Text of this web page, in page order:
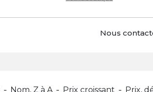
Nous
Nom, Z à A Prix croissant Prix,